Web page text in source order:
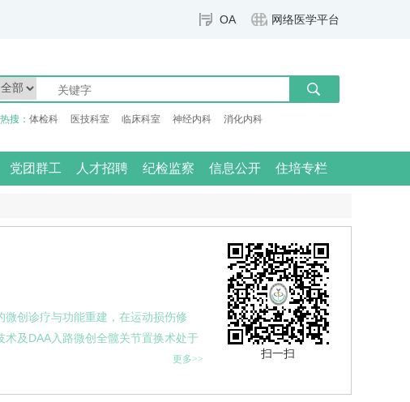
OA 网络医学平台
热搜： 体检科 医技科室 临床科室 神经内科 消化内科
党团群工 人才招聘 纪检监察 信息公开 住培专栏
创诊疗与功能重建，在运动损伤修
及DAA入路微创全髋关节置换术处于
更多>> 扫一扫